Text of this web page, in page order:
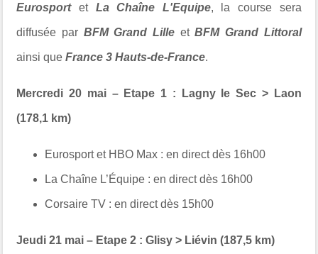
Eurosportet La Chaîne L'Equipe, la course sera
diffusée par BFM Grand Lille etBFM Grand Littoral
ainsi queFrance 3 Hauts-de-France.
Mercredi 20 mai – Etape 1 : Lagny le Sec > Laon
(178,1 km)
Eurosport et HBO Max : en direct dès 16h00
La Chaîne L’Équipe : en direct dès 16h00
Corsaire TV : en direct dès 15h00
Jeudi 21 mai – Etape 2 : Glisy > Liévin (187,5 km)